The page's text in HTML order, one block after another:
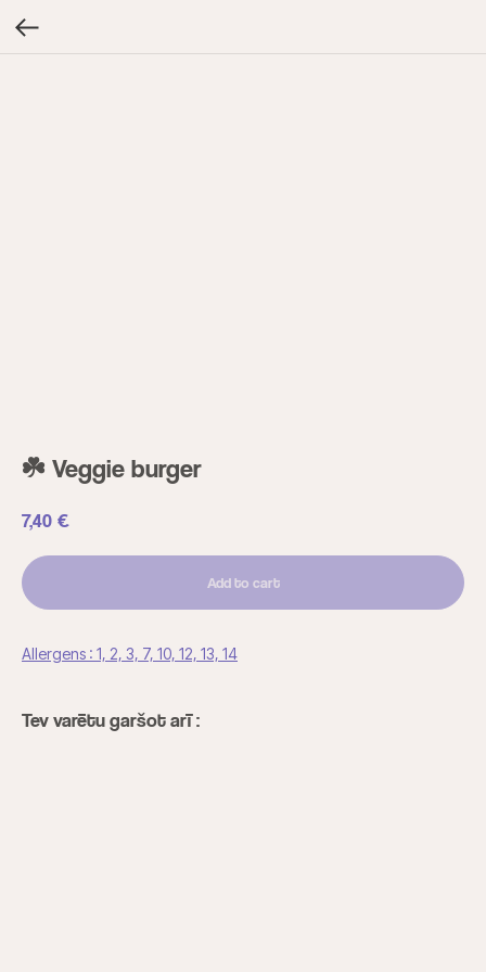
☘️ Veggie burger
7,40 €
Add to cart
Allergens : 1, 2, 3, 7, 10, 12, 13, 14
Tev varētu garšot arī :